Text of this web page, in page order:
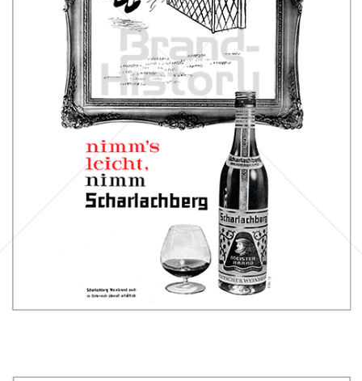
Scharlachberg
Scharlachberg Weinbrennerei, Wiesbaden
1961